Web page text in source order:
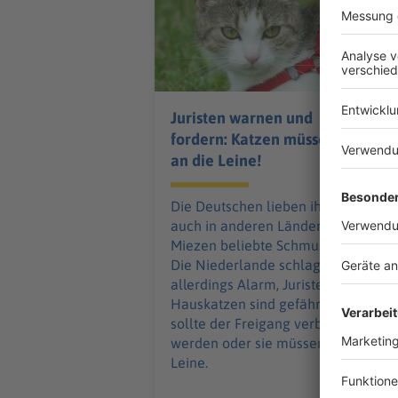
Juristen warnen und
fordern: Katzen müssen
an die Leine!
Die Deutschen lieben ihre Katzen,
auch in anderen Ländern sind die
Miezen beliebte Schmusepartner.
Die Niederlande schlagen nun
allerdings Alarm, Juristen sagen:
Hauskatzen sind gefährlich, ihnen
sollte der Freigang verboten
werden oder sie müssen an die
Leine.